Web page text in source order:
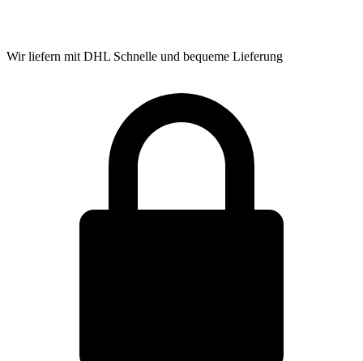
Wir liefern mit DHL Schnelle und bequeme Lieferung